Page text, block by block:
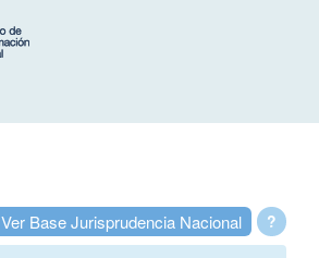
?
Ver Base Jurisprudencia Nacional